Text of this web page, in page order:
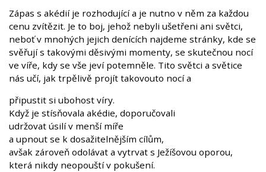
Zápas s akédií je rozhodující a je nutno v něm za každou
cenu zvítězit. Je to boj, jehož nebyli ušetřeni ani světci,
neboť v mnohých jejich denících najdeme stránky, kde se
svěřují s takovými děsivými momenty, se skutečnou nocí
ve víře, kdy se vše jeví potemněle. Tito světci a světice
nás učí, jak trpělivě projít takovouto nocí a
připustit si ubohost víry.
Když je stísňovala akédie, doporučovali
udržovat úsilí v menší míře
a upnout se k dosažitelnějším cílům,
avšak zároveň odolávat a vytrvat s Ježíšovou oporou,
která nikdy neopouští v pokušení.